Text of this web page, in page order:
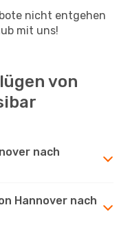
nicht entgehen
mit uns!
von
nach
Hannover nach